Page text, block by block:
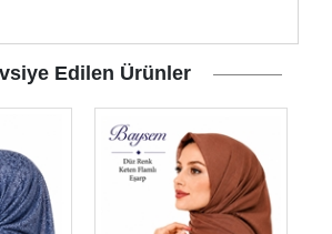
Edilen Ürünler